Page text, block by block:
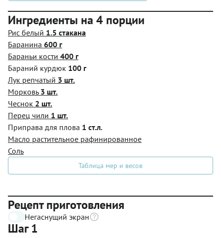
Ингредиенты на 4 порции
Рис белый 1.5 стакана
Баранина 600 г
Бараньи кости 400 г
Бараний курдюк 100 г
Лук репчатый 3 шт.
Морковь 3 шт.
Чеснок 2 шт.
Перец чили 1 шт.
Приправа для плова 1 ст.л.
Масло растительное рафинированное
Соль
Таблица мер и весов
Рецепт приготовления
Негаснущий экран
Шаг 1